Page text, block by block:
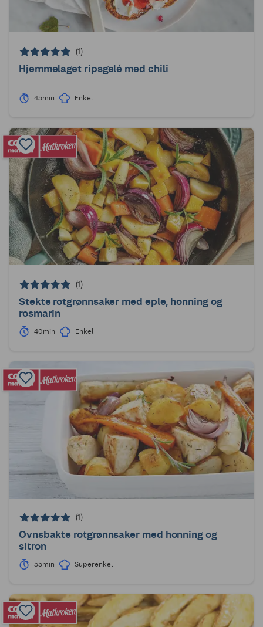
(1)
Hjemmelaget ripsgelé med chili
45min Enkel
(1)
Stekte rotgrønnsaker med eple, honning og
rosmarin
40min Enkel
(1)
Ovnsbakte rotgrønnsaker med honning og
sitron
55min Superenkel